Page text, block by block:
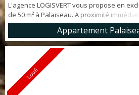
L'agence LOGISVERT vous propose en
de 50 m² à Palaiseau. A proximité
dans une résidence verdoyante, cet
deuxième étage offre : entrée, séjour
chambre, dressing, cuisine séparée, salle
de Parking complète ce bien. Me contacter
Appartement
Loué